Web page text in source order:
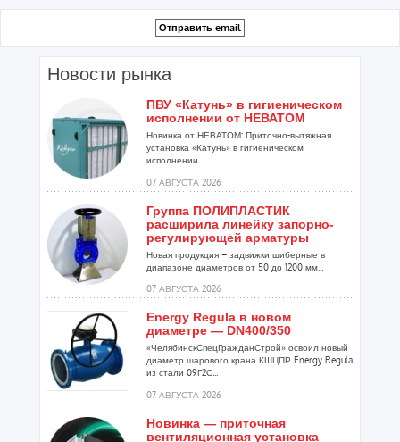
Новости рынка
ПВУ «Катунь» в гигиеническом
исполнении от НЕВАТОМ
Новинка от НЕВАТОМ: Приточно-вытяжная
установка «Катунь» в гигиеническом
исполнении...
07 АВГУСТА 2026
Группа ПОЛИПЛАСТИК
расширила линейку запорно-
регулирующей арматуры
Новая продукция – задвижки шиберные в
диапазоне диаметров от 50 до 1200 мм...
07 АВГУСТА 2026
Energy Regula в новом
диаметре — DN400/350
«ЧелябинскСпецГражданСтрой» освоил новый
диаметр шарового крана КШЦПР Energy Regula
из стали 09Г2С...
07 АВГУСТА 2026
Новинка — приточная
вентиляционная установка